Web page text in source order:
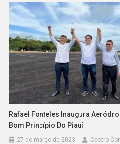
Rafael Fonteles Inaugura
Bom Princípio Do Piauí
27 de março de 2023 Castro